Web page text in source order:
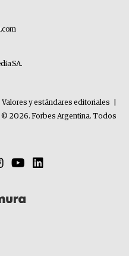
SA.
Valores y estándares editoriales
© 2026. Forbes Argentina. Todos